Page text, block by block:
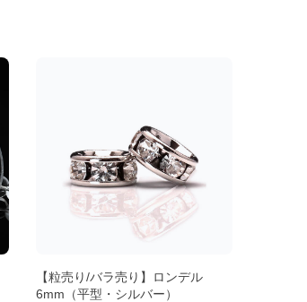
【粒売り/バラ売り】ロンデル
6mm（平型・シルバー）